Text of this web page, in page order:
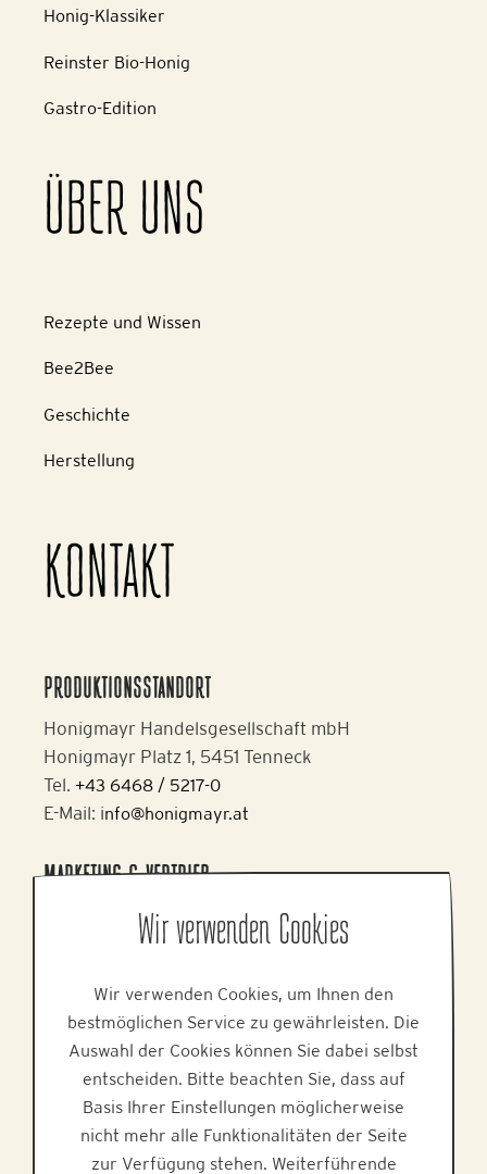
Honig-Klassiker
Reinster Bio-Honig
Gastro-Edition
ÜBER UNS
Rezepte und Wissen
Bee2Bee
Geschichte
Herstellung
KONTAKT
PRODUKTIONSSTANDORT
Honigmayr Handelsgesellschaft mbH
Honigmayr Platz 1, 5451 Tenneck
Tel. +43 6468 / 5217-0
E-Mail: info@honigmayr.at
MARKETING & VERTRIEB
Alpine Brands GmbH & Co KG
Gmundner Staße 27, 4800 Attnang-Puchheim
E-Mail:office@alpinebrands.at
Web:www.alpinebrands.at
HILFE
Wir verwenden Cookies
Wir verwenden Cookies, um Ihnen den
bestmöglichen Service zu gewährleisten. Die
Auswahl der Cookies können Sie dabei selbst
entscheiden. Bitte beachten Sie, dass auf
Basis Ihrer Einstellungen möglicherweise
nicht mehr alle Funktionalitäten der Seite
zur Verfügung stehen. Weiterführende